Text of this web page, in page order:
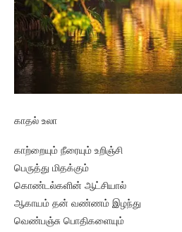
காதல் உலா
காற்றையும் நீரையும் உறிஞ்சி
பெருத்து மிதக்கும்
கொண்டல்களின் ஆட்சியால்
ஆகாயம் தன் வண்ணம் இழந்து
வெண்பஞ்சு பொதிகளையும்